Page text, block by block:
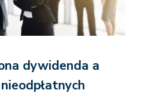
dywidenda a